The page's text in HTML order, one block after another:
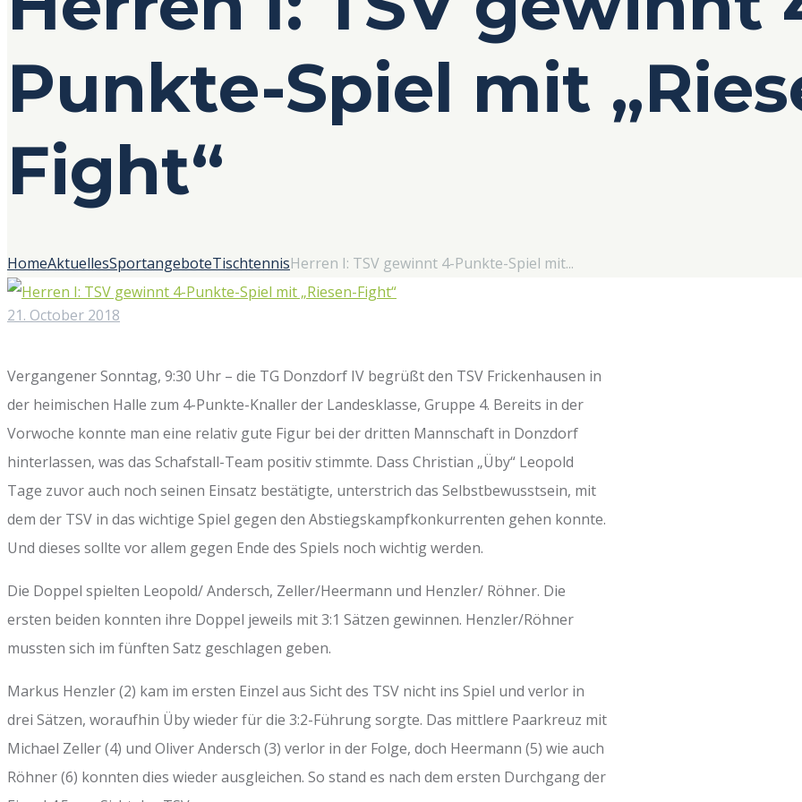
Punkte-Spiel mit
Fight“
HomeAktuellesSportangeboteTischtennisHerren I: TSV gewinnt 4-Punkte-Spiel mit...
21. October 2018
Vergangener Sonntag, 9:30 Uhr – die TG Donzdorf IV begrüßt den TSV Frickenhausen in
der heimischen Halle zum 4-Punkte-Knaller der Landesklasse, Gruppe 4. Bereits in der
Vorwoche konnte man eine relativ gute Figur bei der dritten Mannschaft in Donzdorf
hinterlassen, was das Schafstall-Team positiv stimmte. Dass Christian „Üby“ Leopold
Tage zuvor auch noch seinen Einsatz bestätigte, unterstrich das Selbstbewusstsein, mit
dem der TSV in das wichtige Spiel gegen den Abstiegskampfkonkurrenten gehen konnte.
Und dieses sollte vor allem gegen Ende des Spiels noch wichtig werden.
Die Doppel spielten Leopold/ Andersch, Zeller/Heermann und Henzler/ Röhner. Die
ersten beiden konnten ihre Doppel jeweils mit 3:1 Sätzen gewinnen. Henzler/Röhner
mussten sich im fünften Satz geschlagen geben.
Markus Henzler (2) kam im ersten Einzel aus Sicht des TSV nicht ins Spiel und verlor in
drei Sätzen, woraufhin Üby wieder für die 3:2-Führung sorgte. Das mittlere Paarkreuz mit
Michael Zeller (4) und Oliver Andersch (3) verlor in der Folge, doch Heermann (5) wie auch
Röhner (6) konnten dies wieder ausgleichen. So stand es nach dem ersten Durchgang der